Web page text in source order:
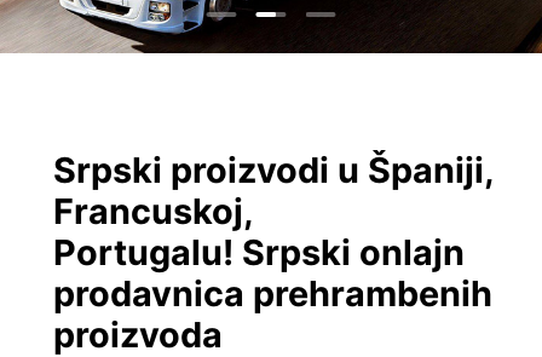
Srpski proizvodi u Španiji,
Francuskoj,
Portugalu! Srpski onlajn
prodavnica prehrambenih
proizvoda